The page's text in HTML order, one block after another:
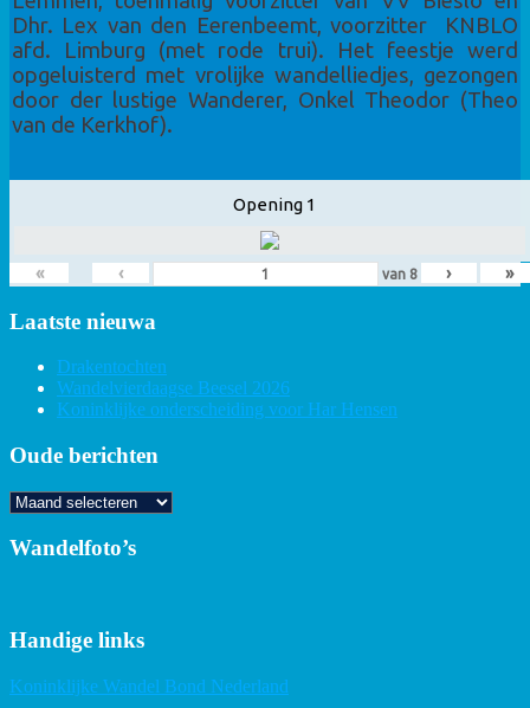
Dhr. Lex van den Eerenbeemt, voorzitter KNBLO
afd. Limburg (met rode trui). Het feestje werd
opgeluisterd met vrolijke wandelliedjes, gezongen
door der lustige Wanderer, Onkel Theodor (Theo
van de Kerkhof).
Opening 1
« ‹ van 8 › »
Laatste nieuwa
Drakentochten
Wandelvierdaagse Beesel 2026
Koninklijke onderscheiding voor Har Hensen
Oude berichten
Oude
Wandelfoto’s
Handige links
Koninklijke Wandel Bond Nederland